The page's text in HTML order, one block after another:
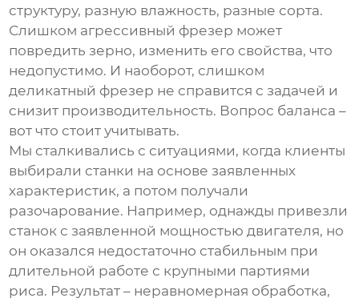
структуру, разную влажность, разные сорта.
Слишком агрессивный фрезер может
повредить зерно, изменить его свойства, что
недопустимо. И наоборот, слишком
деликатный фрезер не справится с задачей и
снизит производительность. Вопрос баланса –
вот что стоит учитывать.
Мы сталкивались с ситуациями, когда клиенты
выбирали станки на основе заявленных
характеристик, а потом получали
разочарование. Например, однажды привезли
станок с заявленной мощностью двигателя, но
он оказался недостаточно стабильным при
длительной работе с крупными партиями
риса. Результат – неравномерная обработка,